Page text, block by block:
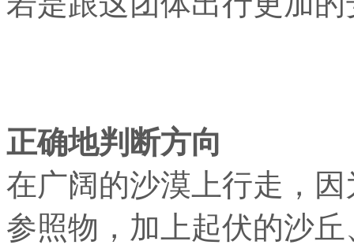
正确地判断方向
在广阔的沙漠上行走，
参照物，加上起伏的沙